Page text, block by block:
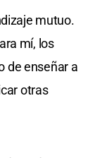
mutuo.
mí, los
de enseñar a
otras